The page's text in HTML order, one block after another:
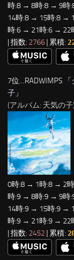
時:8 → 8時:8 → 9時
14時:8 → 15時:8 →
時:6 → 21時:6 → 22
| 指数: 2766 | 累積:
7位…RADWIMPS 「
子 」
(アルバム: 天気の子)
0時:8 → 1時:8 → 2
時:9 → 8時:9 → 9時
14時:9 → 15時:9 →
時:9 → 21時:9 → 22
| 指数: 2452 | 累積: